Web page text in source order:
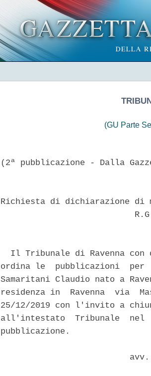
(GU Parte
(2ª pubblicazione - Dalla
Richiesta di dichiarazione di
Il Tribunale di Ravenna con
ordina le  pubblicazioni
Samaritani Claudio nato a
residenza in  Ravenna  via
25/12/2019 con l'invito a
all'intestato  Tribunale
pubblicazione.